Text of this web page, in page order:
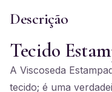
Descrição
Tecido
A Viscoseda
tecido; é uma